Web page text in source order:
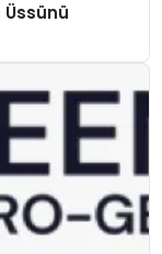
Üssünü